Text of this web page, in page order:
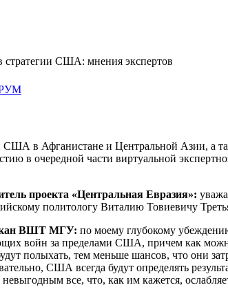
стратегии США: мнения экспертов
в Афганистане и Центральной Азии, а
в очередной части виртуальной
проекта «Центральная Евразия»:
политологу Виталию Товиевичу
ВШТ МГУ: по моему глубокому
войн за пределами США, причем как
полыхать, тем меньше шансов, что они
США всегда будут определять
все, что, как им кажется,